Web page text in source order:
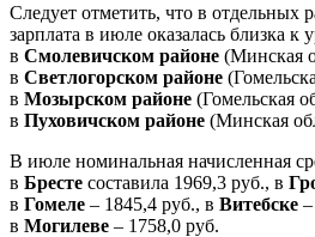
Следует отметить, что в отдельных
зарплата в июле оказалась близка к
в Смолевичском районе (Минская
в Светлогорском районе
в Мозырском районе (Гомельская
в Пуховичском районе (Минская
В июле номинальная начисленная
в Бресте составила 1969,3 руб., в
в Гомеле – 1845,4 руб., в Витебске
в Могилеве – 1758,0 руб.